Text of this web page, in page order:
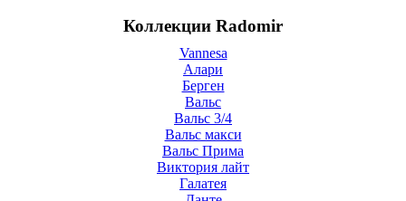
Коллекции Radomir
Vannesa
Алари
Берген
Вальс
Вальс 3/4
Вальс макси
Вальс Прима
Виктория лайт
Галатея